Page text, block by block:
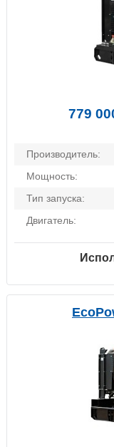
779
Производитель:
Мощность:
Тип запуска:
Двигатель: